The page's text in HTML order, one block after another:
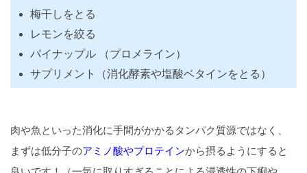
梅干しをとる
レモンを絞る
パイナップル （プロメライン）
サプリメント（消化酵素や塩酸ベタインをとる）
肉や魚といった消化に手間がかかるタンパク質源ではなく、
まずは低分子のアミノ酸やプロテインから摂るようにすると